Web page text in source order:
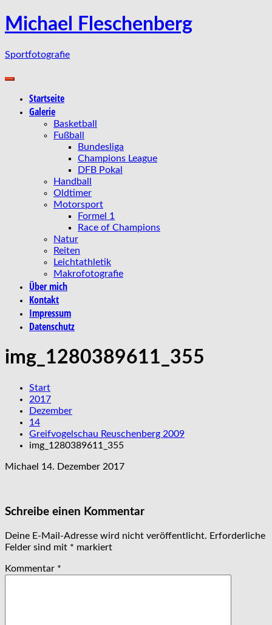
Zum
Inhalt
Michael Fleschenberg
Sportfotografie
Startseite
Galerie
Basketball
Fußball
Bundesliga
Champions League
DFB Pokal
Handball
Oldtimer
Motorsport
Formel 1
Race of Champions
Natur
Reiten
Leichtathletik
Makrofotografie
Über mich
Kontakt
Impressum
Datenschutz
img_1280389611_355
Start
2017
Dezember
14
Greifvogelschau Reuschenberg 2009
img_1280389611_355
Michael 14. Dezember 2017
Schreibe einen Kommentar
Deine E-Mail-Adresse wird nicht veröffentlicht. Erforderliche
Felder sind mit * markiert
Kommentar *